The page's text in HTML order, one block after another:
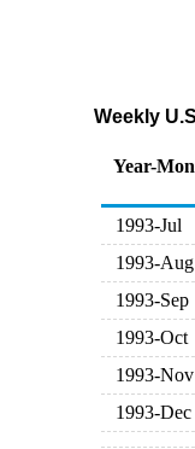
Weekly
Year-
1993-Jul
1993-Aug
1993-Sep
1993-Oct
1993-Nov
1993-Dec